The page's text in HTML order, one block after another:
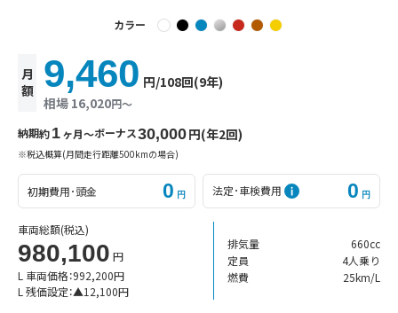
カラー
月
額
相場 16,020円〜
9,460 円/108回(9年)
納期約1ヶ月〜ボーナス30,000円(年2回)
※税込概算(月間走行距離500kmの場合)
初期費用･頭金 0 円 法定･車検費用 0 円
車両総額(税込)
980,100 円
L 車両価格：992,200円
L 残価設定：▲12,100円
排気量
660cc
定員
4人乗り
燃費
25km/L